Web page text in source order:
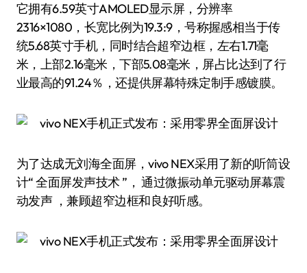
它拥有6.59英寸AMOLED显示屏，分辨率
2316×1080，长宽比例为19.3:9，号称握感相当于传
统5.68英寸手机，同时结合超窄边框，左右1.71毫
米，上部2.16毫米，下部5.08毫米，屏占比达到了行
业最高的91.24％，还提供屏幕特殊定制手感镀膜。
为了达成无刘海全面屏，vivo NEX采用了新的听筒设
计“ 全面屏发声技术 ”， 通过微振动单元驱动屏幕震
动发声 ，兼顾超窄边框和良好听感。